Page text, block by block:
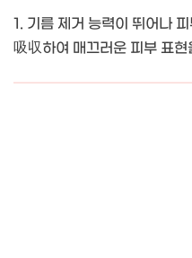
1. 기름 제거 능력이 뛰어나
吸収하여 매끄러운 피부 표현